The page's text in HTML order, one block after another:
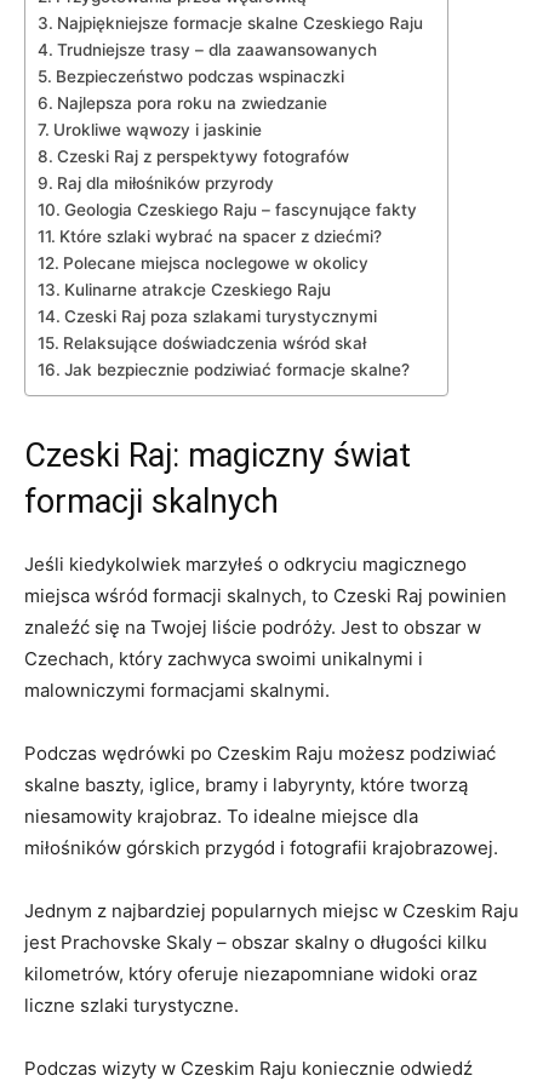
Najpiękniejsze formacje skalne Czeskiego Raju
Trudniejsze trasy – dla zaawansowanych
Bezpieczeństwo podczas ⁣wspinaczki
Najlepsza pora roku na⁤ zwiedzanie
Urokliwe wąwozy i ⁢jaskinie
Czeski Raj z‍ perspektywy fotografów
Raj dla miłośników‍ przyrody
Geologia Czeskiego Raju – fascynujące fakty
Które ‌szlaki wybrać ⁣na spacer z dziećmi?
Polecane⁣ miejsca noclegowe w okolicy
Kulinarne‍ atrakcje Czeskiego Raju
Czeski Raj poza szlakami turystycznymi
Relaksujące doświadczenia wśród skał
Jak bezpiecznie podziwiać formacje skalne?
Czeski Raj: magiczny świat
formacji skalnych
Jeśli kiedykolwiek marzyłeś o odkryciu magicznego
miejsca wśród formacji skalnych,⁤ to⁤ Czeski Raj powinien
znaleźć się na Twojej liście podróży. Jest‍ to ⁤obszar ⁢w
Czechach, który zachwyca​ swoimi unikalnymi ⁢i⁤
malowniczymi ‍formacjami skalnymi.
Podczas ‍wędrówki po Czeskim Raju możesz ⁢podziwiać
skalne baszty,⁤ iglice, bramy ​i labyrynty, które tworzą
niesamowity krajobraz. To idealne ⁤miejsce dla
miłośników górskich przygód i ​fotografii krajobrazowej.
Jednym z najbardziej popularnych ‌miejsc w Czeskim Raju
jest Prachovske Skaly – obszar skalny o długości kilku
‍kilometrów, który oferuje⁤ niezapomniane ‍widoki ⁢oraz
liczne szlaki turystyczne.
Podczas wizyty w Czeskim Raju koniecznie odwiedź